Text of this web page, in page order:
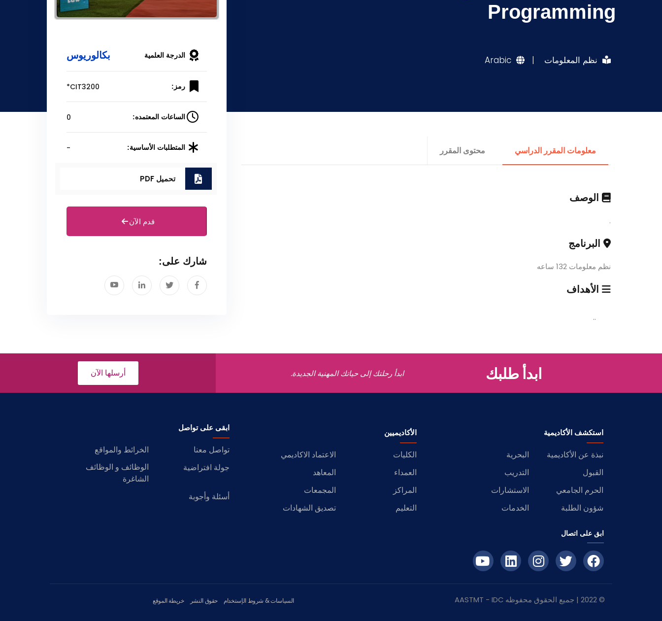
Programming
نظم المعلومات |
Arabic
معلومات المقرر الدراسي محتوى المقرر
الوصف
.
البرنامج
نظم معلومات 132 ساعه
الأهداف
..
الدرجة العلمية بكالوريوس
رمز: CIT3200*
الساعات المعتمده: 0
المتطلبات الأساسية: -
تحميل PDF
قدم الآن
شارك على:
ابدأ طلبك ابدأ رحلتك إلى حياتك المهنية الجديدة. أرسلها الآن
استكشف الأكاديمية
نبذة عن الأكاديمية
البحرية
القبول
التدريب
الحرم الجامعي
الاستشارات
شؤون الطلبة
الخدمات
الأكاديميين
الكليات
الاعتماد الاكاديمي
العمداء
المعاهد
المراكز
المجمعات
التعليم
تصديق الشهادات
ابقى على تواصل
تواصل معنا
الخرائط والمواقع
جولة افتراضية
الوظائف و الوظائف
الشاغرة
أسئلة وأجوبة
ابق على اتصال
© 2022 | جميع الحقوق محفوظه IDC
- AASTMT السياسات & شروط الإستخدام حقوق النشر خريطة الموقع